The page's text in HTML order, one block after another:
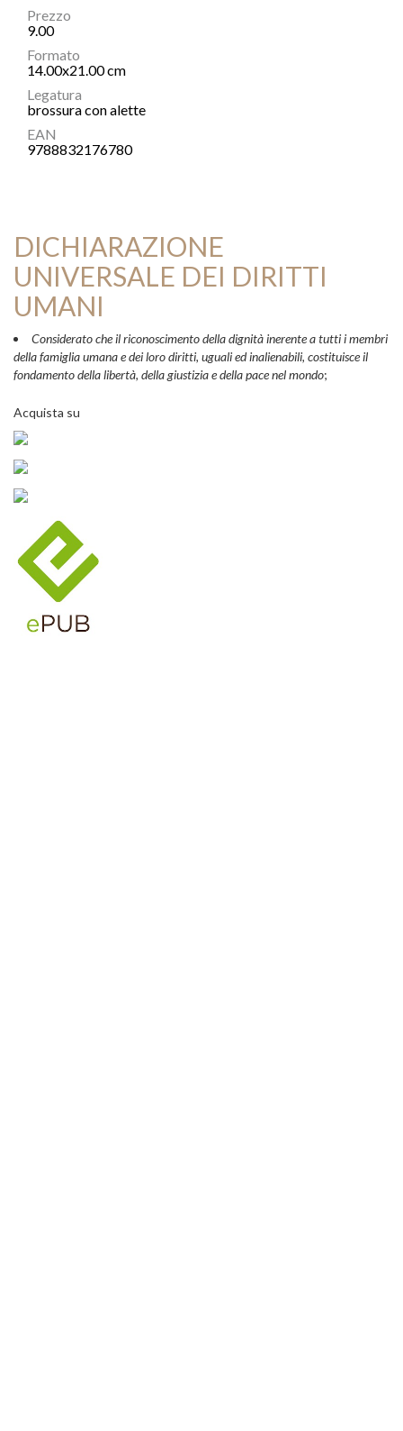
Prezzo
9.00
Formato
14.00x21.00 cm
Legatura
brossura con alette
EAN
9788832176780
DICHIARAZIONE
UNIVERSALE DEI DIRITTI
UMANI
Considerato che il riconoscimento della dignità inerente a tutti i membri
della famiglia umana e dei loro diritti, uguali ed inalienabili, costituisce il
fondamento della libertà, della giustizia e della pace nel mondo;
Acquista su